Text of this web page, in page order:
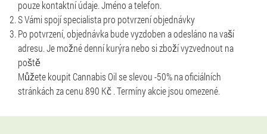
pouze kontaktní údaje. Jméno a telefon.
S Vámi spojí specialista pro potvrzení objednávky
Po potvrzení, objednávka bude vyzdoben a odesláno na vaší
adresu. Je možné denní kurýra nebo si zboží vyzvednout na
poště
Můžete koupit Cannabis Oil se slevou -50% na oficiálních
stránkách za cenu 890 Kč . Termíny akcie jsou omezené.